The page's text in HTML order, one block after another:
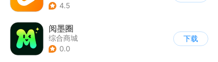
4.5
阅墨圈
综合商城
0.0
下载